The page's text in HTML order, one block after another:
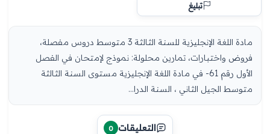
تبليغ
مادة اللغة الإنجليزية للسنة الثالثة 3 متوسط دروس مفصلة،
فروض واختبارات، تمارين محلولة: نموذج لإمتحان في الفصل
الأول رقم 61- في مادة اللغة الإنجليزية مستوى السنة الثالثة
متوسط الجيل الثاني ، السنة الدرا...
التعليقات 0